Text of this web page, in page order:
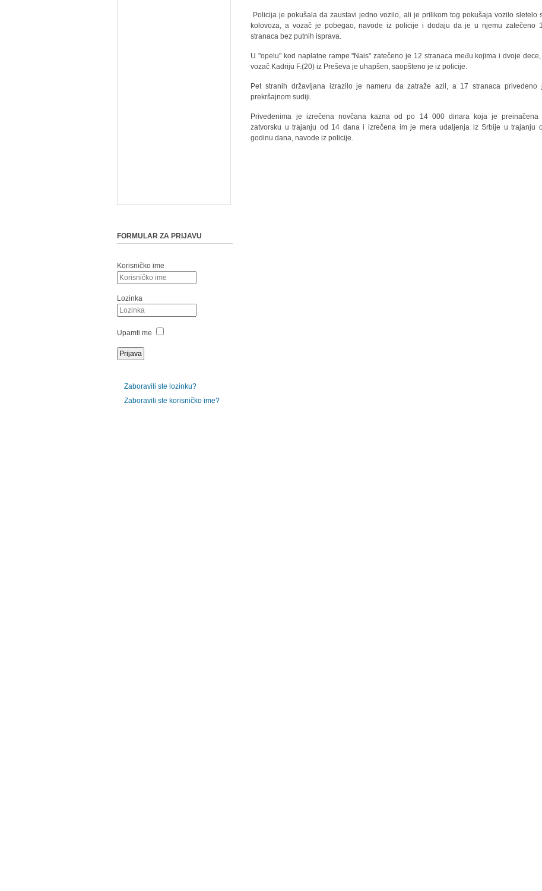
Policija je pokušala da zaustavi jedno vozilo, ali je prilikom tog pokušaja vozilo sletelo
kolovoza, a vozač je pobegao, navode iz policije i dodaju da je u njemu zatečeno
stranaca bez putnih isprava.
U "opelu" kod naplatne rampe "Nais" zatečeno je 12 stranaca među kojima i dvoje
vozač Kadriju F.(20) iz Preševa je uhapšen, saopšteno je iz policije.
Pet stranih državljana izrazilo je nameru da zatraže azil, a 17 stranaca privedeno
prekršajnom sudiji.
Privedenima je izrečena novčana kazna od po 14 000 dinara koja je preinačena
zatvorsku u trajanju od 14 dana i izrečena im je mera udaljenja iz Srbije u trajanju
godinu dana, navode iz policije.
FORMULAR ZA PRIJAVU
Korisničko ime
Lozinka
Upamti me
Zaboravili ste lozinku?
Zaboravili ste korisničko ime?